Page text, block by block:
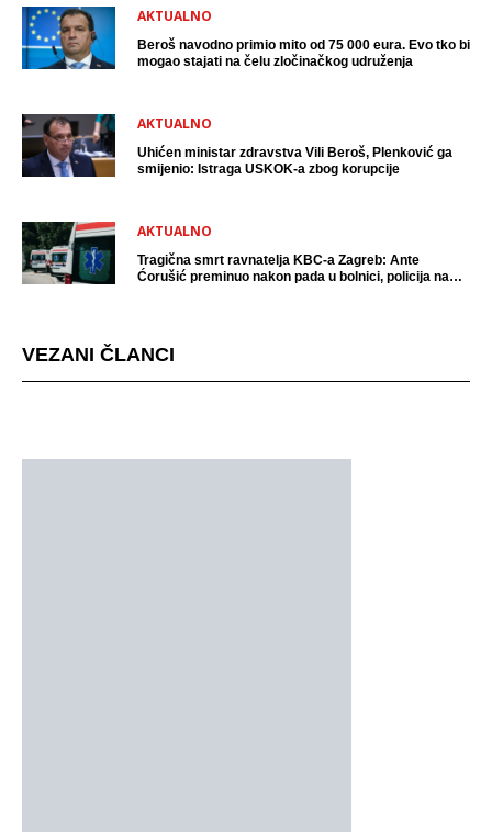
AKTUALNO
Beroš navodno primio mito od 75 000 eura. Evo tko bi
mogao stajati na čelu zločinačkog udruženja
AKTUALNO
Uhićen ministar zdravstva Vili Beroš, Plenković ga
smijenio: Istraga USKOK-a zbog korupcije
AKTUALNO
Tragična smrt ravnatelja KBC-a Zagreb: Ante
Ćorušić preminuo nakon pada u bolnici, policija na
VEZANI ČLANCI